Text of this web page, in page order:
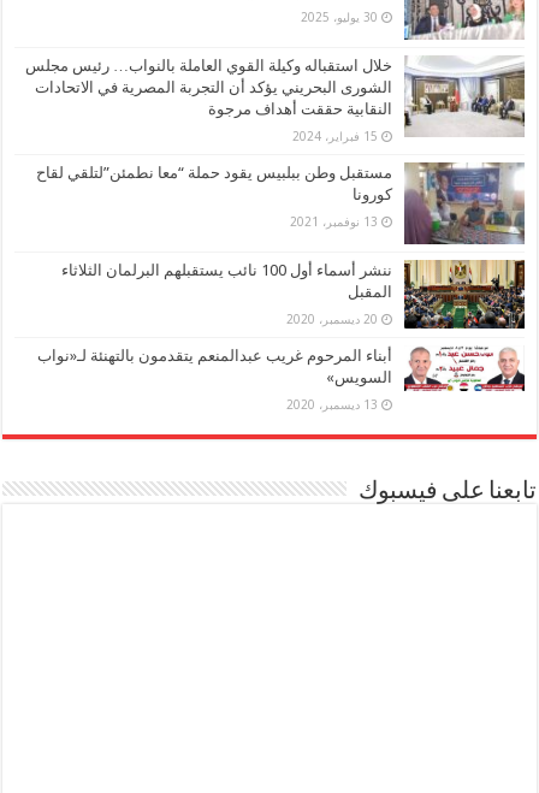
30 يوليو، 2025
خلال استقباله وكيلة القوي العاملة بالنواب… رئيس مجلس
الشورى البحريني يؤكد أن التجربة المصرية في الاتحادات
النقابية حققت أهداف مرجوة
15 فبراير، 2024
مستقبل وطن ببلبيس يقود حملة “معا نطمئن”لتلقي لقاح
كورونا
13 نوفمبر، 2021
ننشر أسماء أول 100 نائب يستقبلهم البرلمان الثلاثاء
المقبل
20 ديسمبر، 2020
أبناء المرحوم غريب عبدالمنعم يتقدمون بالتهنئة لـ«نواب
السويس»
13 ديسمبر، 2020
تابعنا على فيسبوك